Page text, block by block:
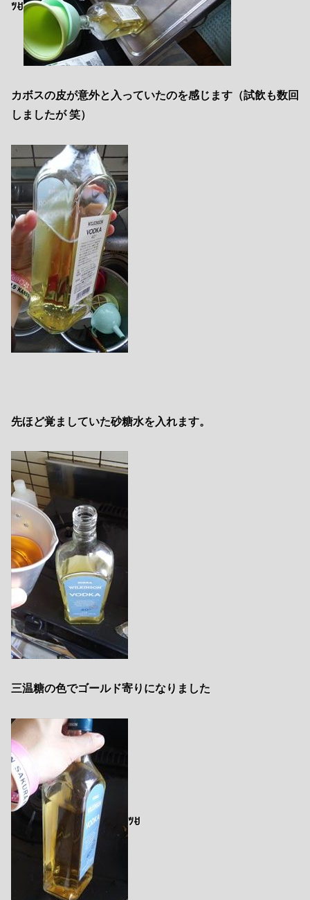
ﾂꀀ
カボスの皮が意外と入っていたのを感じます（試飲も数回
しましたが 笑）
先ほど覚ましていた砂糖水を入れます。
三温糖の色でゴールド寄りになりました
ﾂꀀ